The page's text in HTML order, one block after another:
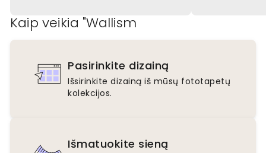
Kaip veikia "Wallism
Pasirinkite dizainą
Išsirinkite dizainą iš mūsų fototapetų
kolekcijos.
Išmatuokite sieną